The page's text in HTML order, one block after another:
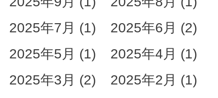
2025年7月 (1)
2025年6月 (2)
2025年5月 (1)
2025年4月 (1)
2025年3月 (2)
2025年2月 (1)